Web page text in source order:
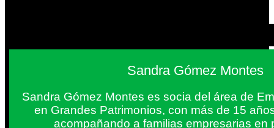
Sandra Gómez Montes
Sandra Gómez Montes es socia del área de
en Grandes Patrimonios, con más de 15
acompañando a familias empresarias en